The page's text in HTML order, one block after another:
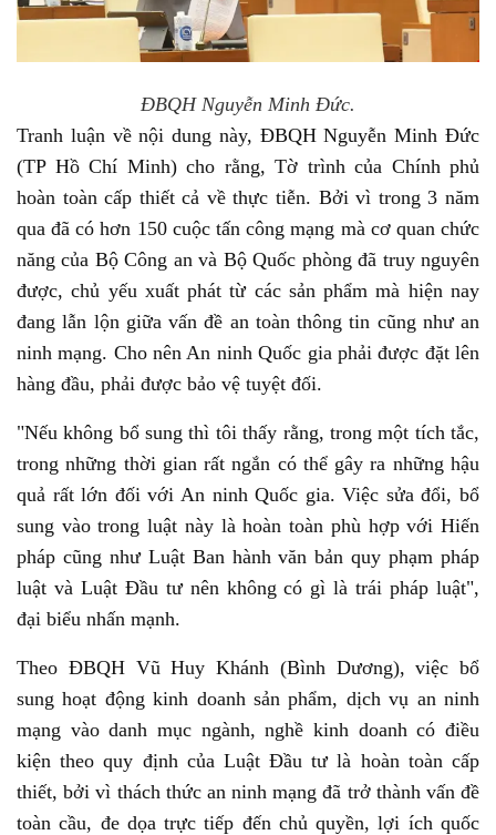
ĐBQH Nguyễn Minh Đức.
Tranh luận về nội dung này, ĐBQH Nguyễn Minh Đức
(TP Hồ Chí Minh) cho rằng, Tờ trình của Chính phủ
hoàn toàn cấp thiết cả về thực tiễn. Bởi vì trong 3 năm
qua đã có hơn 150 cuộc tấn công mạng mà cơ quan chức
năng của Bộ Công an và Bộ Quốc phòng đã truy nguyên
được, chủ yếu xuất phát từ các sản phẩm mà hiện nay
đang lẫn lộn giữa vấn đề an toàn thông tin cũng như an
ninh mạng. Cho nên An ninh Quốc gia phải được đặt lên
hàng đầu, phải được bảo vệ tuyệt đối.
"Nếu không bổ sung thì tôi thấy rằng, trong một tích tắc,
trong những thời gian rất ngắn có thể gây ra những hậu
quả rất lớn đối với An ninh Quốc gia. Việc sửa đổi, bổ
sung vào trong luật này là hoàn toàn phù hợp với Hiến
pháp cũng như Luật Ban hành văn bản quy phạm pháp
luật và Luật Đầu tư nên không có gì là trái pháp luật",
đại biểu nhấn mạnh.
Theo ĐBQH Vũ Huy Khánh (Bình Dương), việc bổ
sung hoạt động kinh doanh sản phẩm, dịch vụ an ninh
mạng vào danh mục ngành, nghề kinh doanh có điều
kiện theo quy định của Luật Đầu tư là hoàn toàn cấp
thiết, bởi vì thách thức an ninh mạng đã trở thành vấn đề
toàn cầu, đe dọa trực tiếp đến chủ quyền, lợi ích quốc